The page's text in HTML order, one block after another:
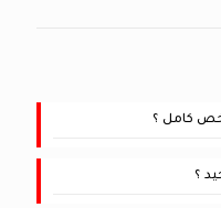
كامل ؟
؟